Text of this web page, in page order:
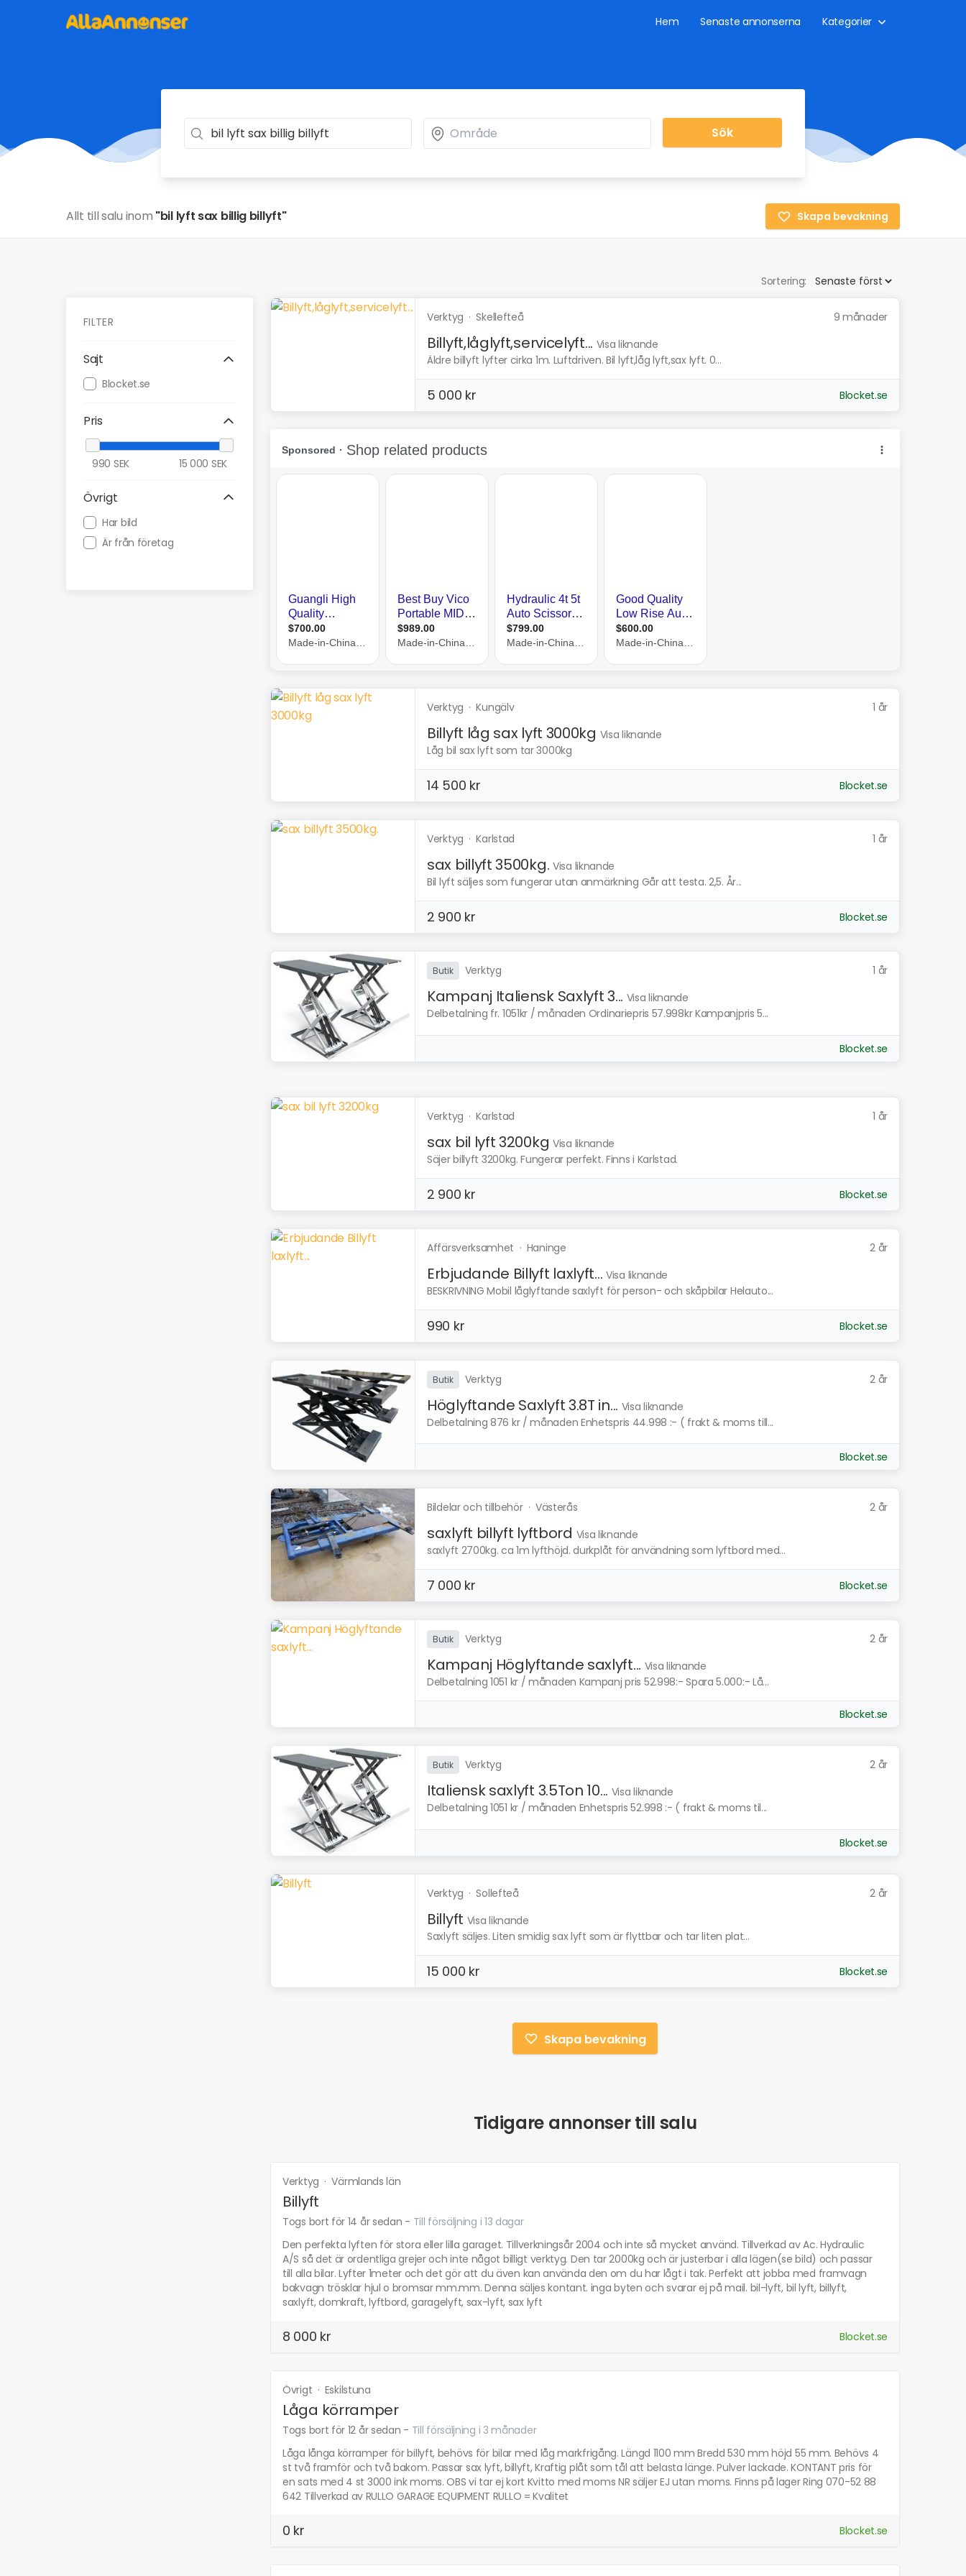
Hem Senaste annonserna Kategorier
Sök
Allt till salu inom "bil lyft sax billig billyft" Skapa bevakning
Sortering:
FILTER
Sajt
Blocket.se
Pris
990 SEK 15 000 SEK
Övrigt
Har bild
Är från företag
Verktyg ·Skellefteå 9 månader
Billyft,låglyft,servicelyft... Visa liknande
Äldre billyft lyfter cirka 1m. Luftdriven. Bil lyft,låg lyft,sax lyft. 0...
5 000 kr Blocket.se
Verktyg ·Kungälv 1 år
Billyft låg sax lyft 3000kg Visa liknande
Låg bil sax lyft som tar 3000kg
14 500 kr Blocket.se
Verktyg ·Karlstad 1 år
sax billyft 3500kg. Visa liknande
Bil lyft säljes som fungerar utan anmärkning Går att testa. 2,5. År...
2 900 kr Blocket.se
Butik Verktyg 1 år
Kampanj Italiensk Saxlyft 3... Visa liknande
Delbetalning fr. 1051kr / månaden Ordinariepris 57.998kr Kampanjpris 5...
Blocket.se
Verktyg ·Karlstad 1 år
sax bil lyft 3200kg Visa liknande
Säjer billyft 3200kg. Fungerar perfekt. Finns i Karlstad.
2 900 kr Blocket.se
Affärsverksamhet · Haninge 2 år
Erbjudande Billyft laxlyft... Visa liknande
BESKRIVNING Mobil låglyftande saxlyft för person- och skåpbilar Helauto...
990 kr Blocket.se
Butik Verktyg 2 år
Höglyftande Saxlyft 3.8T in... Visa liknande
Delbetalning 876 kr / månaden Enhetspris 44.998 :- ( frakt & moms till...
Blocket.se
Bildelar och tillbehör· Västerås 2 år
saxlyft billyft lyftbord Visa liknande
saxlyft 2700kg. ca 1m lyfthöjd. durkplåt för användning som lyftbord med...
7 000 kr Blocket.se
Butik Verktyg 2 år
Kampanj Höglyftande saxlyft... Visa liknande
Delbetalning 1051 kr / månaden Kampanj pris 52.998:- Spara 5.000:- Lå...
Blocket.se
Butik Verktyg 2 år
Italiensk saxlyft 3.5Ton 10... Visa liknande
Delbetalning 1051 kr / månaden Enhetspris 52.998 :- ( frakt & moms til...
Blocket.se
Verktyg ·Sollefteå 2 år
Billyft Visa liknande
Saxlyft säljes. Liten smidig sax lyft som är flyttbar och tar liten plat...
15 000 kr Blocket.se
Skapa bevakning
Tidigare annonser till salu
Verktyg ·Värmlands län
Billyft
Togs bort för 14 år sedan - Till försäljning i 13 dagar
Den perfekta lyften för stora eller lilla garaget. Tillverkningsår 2004 och inte så mycket använd. Tillverkad av Ac. Hydraulic
A/S så det är ordentliga grejer och inte något billigt verktyg. Den tar 2000kg och är justerbar i alla lägen(se bild) och passar
till alla bilar. Lyfter 1meter och det gör att du även kan använda den om du har lågt i tak. Perfekt att jobba med framvagn
bakvagn trösklar hjul o bromsar mm.mm. Denna säljes kontant. inga byten och svarar ej på mail. bil-lyft, bil lyft, billyft,
saxlyft, domkraft, lyftbord, garagelyft, sax-lyft, sax lyft
8 000 kr Blocket.se
Övrigt · Eskilstuna
Låga körramper
Togs bort för 12 år sedan - Till försäljning i 3 månader
Låga långa körramper för billyft, behövs för bilar med låg markfrigång. Längd 1100 mm Bredd 530 mm höjd 55 mm. Behövs 4
st två framför och två bakom. Passar sax lyft, billyft, Kraftig plåt som tål att belasta länge. Pulver lackade. KONTANT pris för
en sats med 4 st 3000 ink moms. OBS vi tar ej kort Kvitto med moms NR säljer EJ utan moms. Finns på lager Ring 070-52 88
642 Tillverkad av RULLO GARAGE EQUIPMENT RULLO = Kvalitet
0 kr Blocket.se